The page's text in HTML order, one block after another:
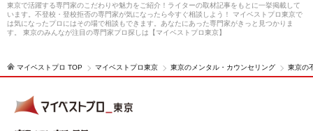
東京で活躍する専門家のこだわりや魅力をご紹介！ライターの取材記事をもとに一挙掲載して
います。不登校・登校拒否の専門家が気になったら今すぐ相談しよう！ マイベストプロ東京で
は気になったプロにはその場で相談もできます。あなたにあった専門家がきっと見つかりま
す。 東京のみんなが注目の専門家プロ探しは【マイベストプロ東京】
マイベストプロ TOP マイベストプロ東京 東京のメンタル・カウンセリング 東京の